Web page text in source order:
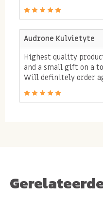
Audrone Kulvietyte
Highest quality
and a small gift on a
Will definitely order